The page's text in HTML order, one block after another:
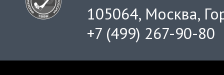
105064, Москва,
+7 (499) 267-90-80